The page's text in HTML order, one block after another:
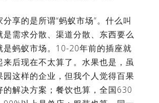
享的是所谓“蚂蚁市场”。什么叫
是需求分散、渠道分散、东西要么
是蚂蚁市场。10-20年前的插座就
来后现在不太算了。水果也是，虽
园这样的企业，但我个人觉得百果
的解决方案；餐饮也算，全国630